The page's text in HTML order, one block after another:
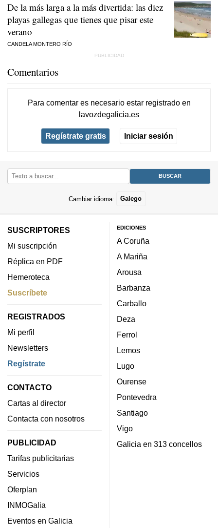
De la más larga a la más divertida: las diez
playas gallegas que tienes que pisar este
verano
CANDELA MONTERO RÍO
Comentarios
Para comentar es necesario estar registradoen
lavozdegalicia.es
Regístrate gratis Iniciar sesión
Cambiar idioma: Galego
SUSCRIPTORES
Mi suscripción
Réplica en PDF
Hemeroteca
Suscríbete
REGISTRADOS
Mi perfil
Newsletters
Regístrate
CONTACTO
Cartas al director
Contacta con nosotros
PUBLICIDAD
Tarifas publicitarias
Servicios
Oferplan
INMOGalia
Eventos en Galicia
EDICIONES
A Coruña
A Mariña
Arousa
Barbanza
Carballo
Deza
Ferrol
Lemos
Lugo
Ourense
Pontevedra
Santiago
Vigo
Galicia en 313 concellos